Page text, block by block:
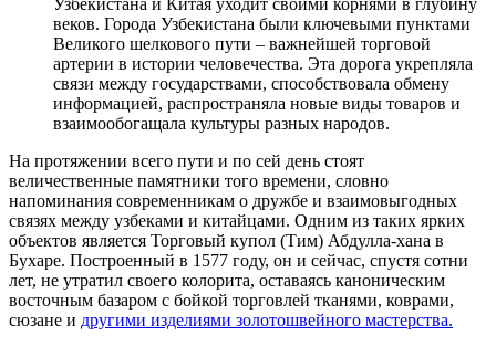
веков. Города Узбекистана были ключевыми пунктами
Великого шелкового пути – важнейшей торговой
артерии в истории человечества. Эта дорога укрепляла
связи между государствами, способствовала обмену
информацией, распространяла новые виды товаров и
взаимообогащала культуры разных народов.
На протяжении всего пути и по сей день стоят
величественные памятники того времени, словно
напоминания современникам о дружбе и взаимовыгодных
связях между узбеками и китайцами. Одним из таких ярких
объектов является Торговый купол (Тим) Абдулла-хана в
Бухаре. Построенный в 1577 году, он и сейчас, спустя сотни
лет, не утратил своего колорита, оставаясь каноническим
восточным базаром с бойкой торговлей тканями, коврами,
сюзане и другими изделиями золотошвейного мастерства.